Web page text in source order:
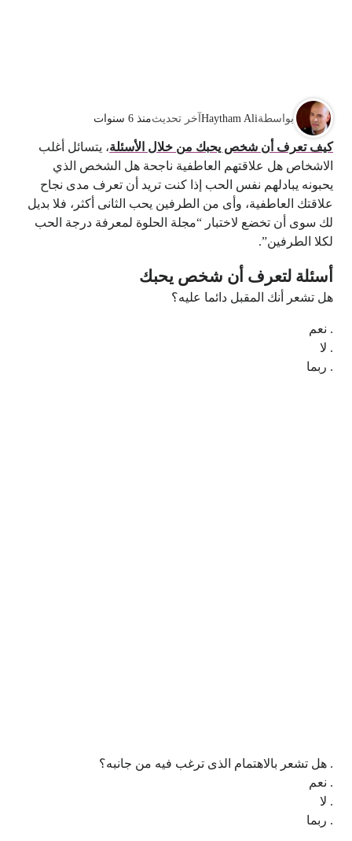
بواسطةHaytham Aliآخر تحديثمنذ 6 سنوات
كيف تعرف أن شخص يحبك من خلال الأسئلة، يتسائل أغلب
الاشخاص هل علاقتهم العاطفية ناجحة هل الشخص الذي
يحبونه يبادلهم نفس الحب إذا كنت تريد أن تعرف مدى نجاح
علاقتك العاطفية، وأى من الطرفين يحب الثانى أكثر، فلا بديل
لك سوى أن تخضع لاختبار “مجلة الحلوة لمعرفة درجة الحب
لكلا الطرفين”.
أسئلة لتعرف أن شخص يحبك
هل تشعر أنك المقبل دائما عليه؟
. نعم
. لا
. ربما
. هل تشعر بالاهتمام الذى ترغب فيه من جانبه؟
. نعم
. لا
. ربما